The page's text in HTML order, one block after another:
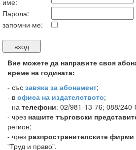
име:
Парола:
запомни ме:
Вие можете да направите своя
време на годината:
- със завяка за абонамент;
- в офиса на издателството;
- на телефони: 02/981-13-76; 088/
- чрез нашите търговски
регион;
- чрез разпространителските фирми
"Труд и право".